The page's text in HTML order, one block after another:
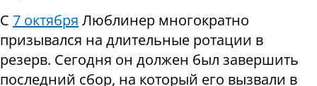
С 7 октября Люблинер многократно
призывался на длительные ротации в
резерв. Сегодня он должен был завершить
последний сбор, на который его вызвали в